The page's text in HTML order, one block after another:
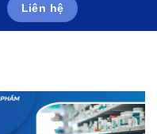
Liên hệ